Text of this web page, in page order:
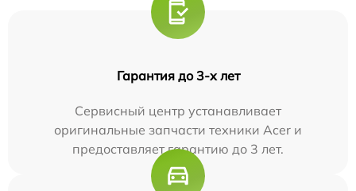
Гарантия до 3-х лет
Сервисный центр устанавливает
оригинальные запчасти техники Acer и
предоставляет гарантию до 3 лет.